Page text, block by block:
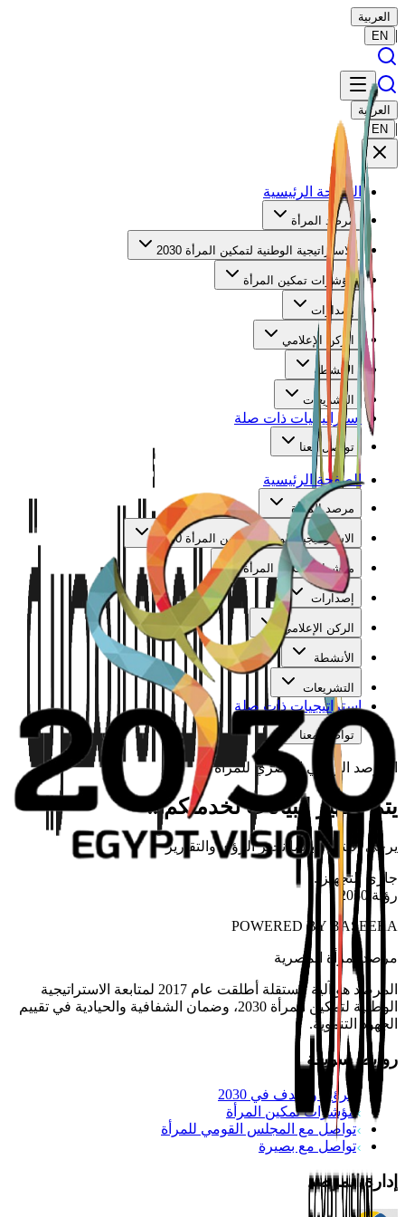
العربية
|
EN
العربية
|
EN
الصفحة الرئيسية
مرصد المرأة
الاستراتيجية الوطنية لتمكين المرأة 2030
مؤشرات تمكين المرأة
إصدارات
الركن الإعلامي
الأنشطة
التشريعات
استراتيجيات ذات صلة
تواصل معنا
الصفحة الرئيسية
مرصد المرأة
الاستراتيجية الوطنية لتمكين المرأة 2030
مؤشرات تمكين المرأة
إصدارات
الركن الإعلامي
الأنشطة
التشريعات
استراتيجيات ذات صلة
تواصل معنا
المرصد الوطني المصري للمرأة
يتم تجهيز البيانات لخدمتكم...
يرجى الانتظار بينما نجهز الرؤى والتقارير
جاري التجهيز ...
رؤية 2030
POWERED BY BASEERA
مرصد المرأة المصرية
المرصد هو آلية مستقلة أطلقت عام 2017 لمتابعة الاستراتيجية
الوطنية لتمكين المرأة 2030، وضمان الشفافية والحيادية في تقييم
الجهود التنموية.
روابط سريعة
الرؤية والهدف في 2030
مؤشرات تمكين المرأة
تواصل مع المجلس القومي للمرأة
تواصل مع بصيرة
إدارة المرصد